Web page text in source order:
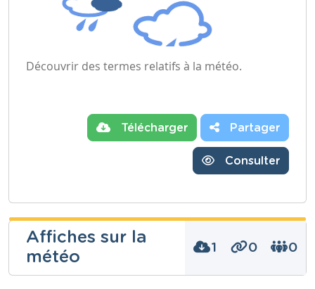
Découvrir des termes relatifs à la météo.
Télécharger Partager
Consulter
Affiches sur la
météo
1 0 0